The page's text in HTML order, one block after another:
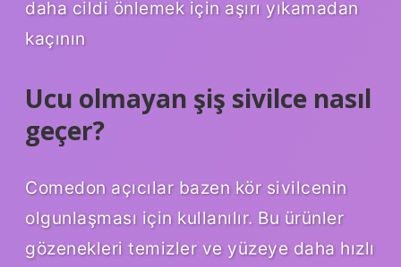
daha cildi önlemek için aşırı yıkamadan
kaçının
Ucu olmayan şiş sivilce nasıl
geçer?
Comedon açıcılar bazen kör sivilcenin
olgunlaşması için kullanılır. Bu ürünler
gözenekleri temizler ve yüzeye daha hızlı